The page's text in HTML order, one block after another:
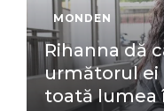
MONDEN
Rihanna dă
următorul ei
toată lumea